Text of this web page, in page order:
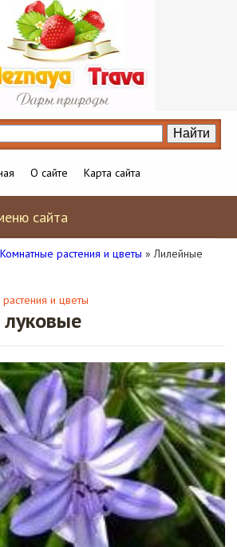
О сайте Карта сайта
сайта
Комнатные растения и цветы » Лилейные
и цветы